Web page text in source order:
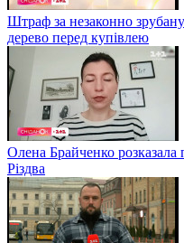
Штраф за незаконно
дерево перед купівлею
Олена Брайченко розказала
Різдва